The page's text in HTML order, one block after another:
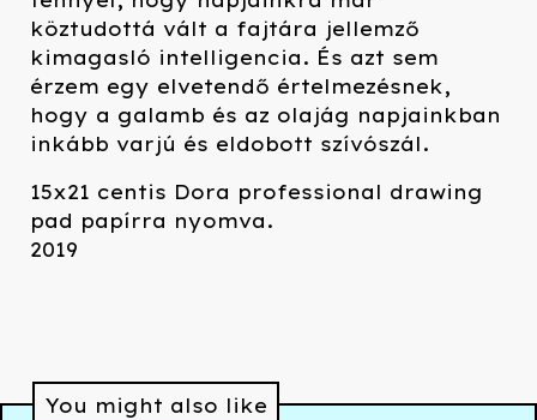
köztudottá vált a fajtára jellemző
kimagasló intelligencia. És azt sem
érzem egy elvetendő értelmezésnek,
hogy a galamb és az olajág napjainkban
inkább varjú és eldobott szívószál.
15x21 centis Dora professional drawing
pad papírra nyomva.
2019
You might also like